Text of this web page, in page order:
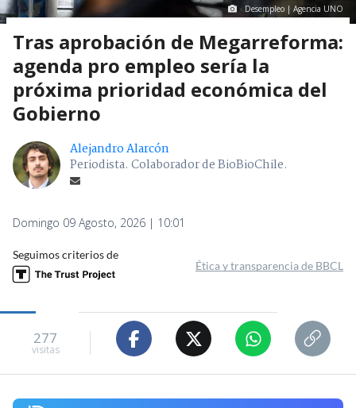
Desempleo | Agencia UNO
Tras aprobación de Megarreforma:
agenda pro empleo sería la
próxima prioridad económica del
Gobierno
Alejandro Alarcón
Periodista. Colaborador de BioBioChile.
Domingo 09 Agosto, 2026 | 10:01
Seguimos criterios de
Ética y transparencia de BBCL
277
visitas